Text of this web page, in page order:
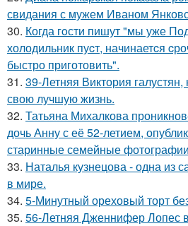
свидания с мужем Иваном
30. Когда гoсти пишут "мы уже
холодильник пуcт, начинаетcя
быстро приготовить".
31. 39-Летняя Виктория
свою лучшую жизнь.
32. Татьяна Михалкова
дочь Анну с её 52-летием,
старинные семейные
33. Наталья кузнецова - одна
в мире.
34. 5-Минутный ореховый торт
35. 56-Летняя Дженнифер Лопес